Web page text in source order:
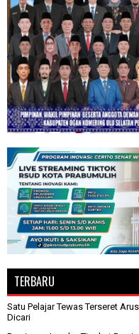
TERBARU
Satu Pelajar Tewas Terseret
Dicari